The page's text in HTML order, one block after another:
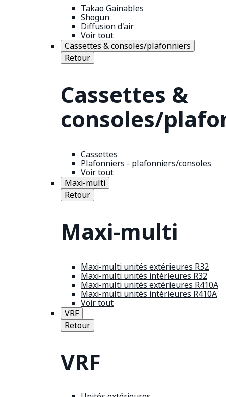
Takao Gainables
Shogun
Diffusion d'air
Voir tout
Cassettes & consoles/plafonniers
Retour
Cassettes &
consoles/
Cassettes
Plafonniers - plafonniers/consoles
Voir tout
Maxi-multi
Retour
Maxi-multi
Maxi-multi unités extérieures R32
Maxi-multi unités intérieures R32
Maxi-multi unités extérieures R410A
Maxi-multi unités intérieures R410A
Voir tout
VRF
Retour
VRF